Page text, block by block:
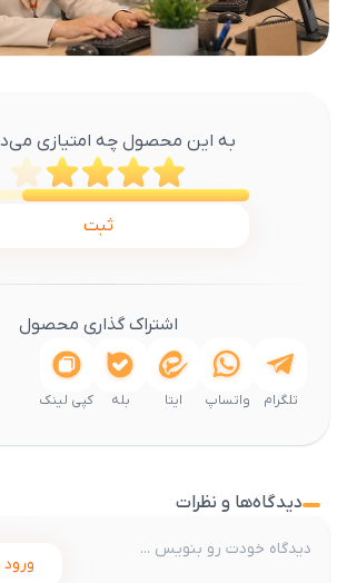
به این محصول چه امتیازی
ثبت
اشتراک گذاری محصول
تلگرام واتساپ ایتا بله کپی لینک
دیدگاه‌ها و نظرات